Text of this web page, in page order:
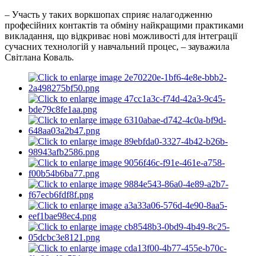
– Участь у таких воркшопах сприяє налагодженню
професійних контактів та обміну найкращими практиками
викладання, що відкриває нові можливості для інтеграції
сучасних технологій у навчальний процес, – зауважила
Світлана Коваль.